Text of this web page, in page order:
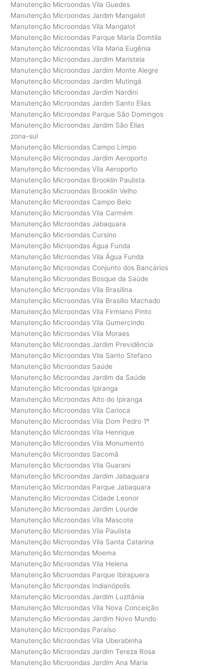
Manutenção Microondas Vila Guedes
Manutenção Microondas Jardim Mangalot
Manutenção Microondas Vila Mangalot
Manutenção Microondas Parque Maria Domtila
Manutenção Microondas Vila Maria Eugênia
Manutenção Microondas Jardim Maristela
Manutenção Microondas Jardim Monte Alegre
Manutenção Microondas Jardim Mutingá
Manutenção Microondas Jardim Nardini
Manutenção Microondas Jardim Santo Elias
Manutenção Microondas Parque São Domingos
Manutenção Microondas Jardim São Elias
zona-sul
Manutenção Microondas Campo Limpo
Manutenção Microondas Jardim Aeroporto
Manutenção Microondas Vila Aeroporto
Manutenção Microondas Brooklin Paulista
Manutenção Microondas Brooklin Velho
Manutenção Microondas Campo Belo
Manutenção Microondas Vila Carmém
Manutenção Microondas Jabaquara
Manutenção Microondas Cursino
Manutenção Microondas Água Funda
Manutenção Microondas Vila Água Funda
Manutenção Microondas Conjunto dos Bancários
Manutenção Microondas Bosque da Saúde
Manutenção Microondas Vila Brasilina
Manutenção Microondas Vila Brasilio Machado
Manutenção Microondas Vila Firmiano Pinto
Manutenção Microondas Vila Gumercindo
Manutenção Microondas Vila Moraes
Manutenção Microondas Jardim Previdência
Manutenção Microondas Vila Santo Stefano
Manutenção Microondas Saúde
Manutenção Microondas Jardim da Saúde
Manutenção Microondas Ipiranga
Manutenção Microondas Alto do Ipiranga
Manutenção Microondas Vila Carioca
Manutenção Microondas Vila Dom Pedro 1º
Manutenção Microondas Vila Henrique
Manutenção Microondas Vila Monumento
Manutenção Microondas Sacomã
Manutenção Microondas Vila Guarani
Manutenção Microondas Jardim Jabaquara
Manutenção Microondas Parque Jabaquara
Manutenção Microondas Cidade Leonor
Manutenção Microondas Jardim Lourde
Manutenção Microondas Vila Mascote
Manutenção Microondas Vila Paulista
Manutenção Microondas Vila Santa Catarina
Manutenção Microondas Moema
Manutenção Microondas Vila Helena
Manutenção Microondas Parque Ibirapuera
Manutenção Microondas Indianópolis
Manutenção Microondas Jardim Luzitânia
Manutenção Microondas Vila Nova Conceição
Manutenção Microondas Jardim Novo Mundo
Manutenção Microondas Paraíso
Manutenção Microondas Vila Uberabinha
Manutenção Microondas Jardim Tereza Rosa
Manutenção Microondas Jardim Ana Maria